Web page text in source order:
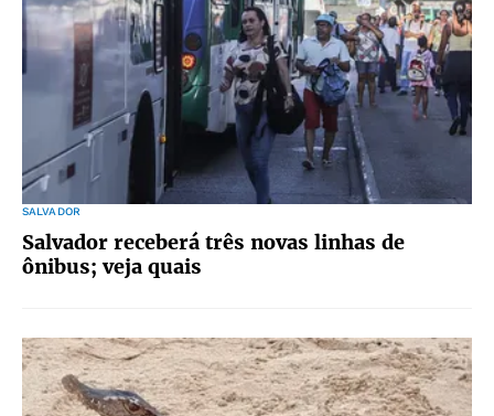
SALVADOR
Salvador receberá três novas linhas de
ônibus; veja quais